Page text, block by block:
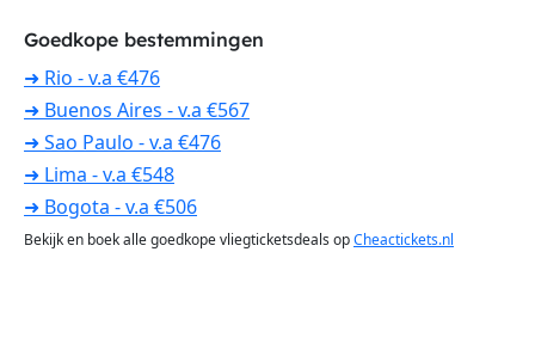
Goedkope bestemmingen
➜ Rio - v.a €476
➜ Buenos Aires - v.a €567
➜ Sao Paulo - v.a €476
➜ Lima - v.a €548
➜ Bogota - v.a €506
Bekijk en boek alle goedkope vliegticketsdeals opCheactickets.nl